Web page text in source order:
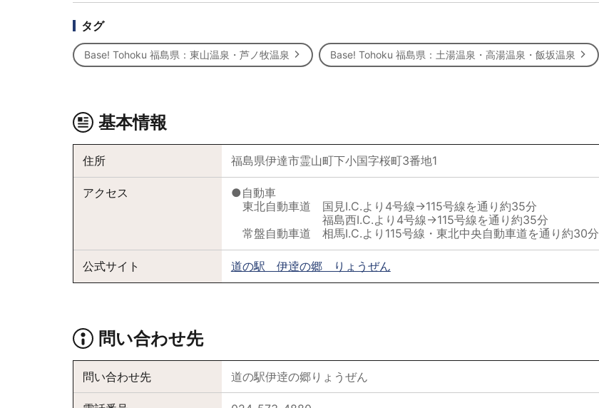
タグ
Base! Tohoku 福島県：東山温泉・芦ノ牧温泉 Base! Tohoku 福島県：土湯温泉・高湯温泉・飯坂温泉
基本情報
住所 福島県伊達市霊山町下小国字桜町3番地1
アクセス
●自動車
東北自動車道 国見I.C.より4号線→115号線を通り約35分
福島西I.C.より4号線→115号線を通り約35分
常盤自動車道 相馬I.C.より115号線・東北中央自動車道を通り約30分
公式サイト 道の駅 伊逹の郷 りょうぜん
問い合わせ先
問い合わせ先 道の駅伊逹の郷りょうぜん